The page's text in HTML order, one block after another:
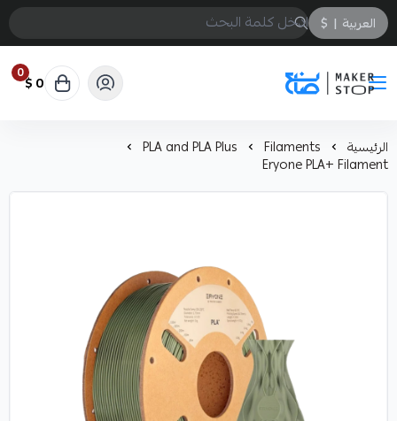
العربية |
$
صانع
0 0 $
الرئيسية Filaments
PLA and PLA Plus
Eryone PLA+ Filament